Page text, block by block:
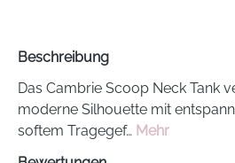
Beschreibung
Das Cambrie Scoop Neck Tank
moderne Silhouette mit
softem Tragegef… Mehr